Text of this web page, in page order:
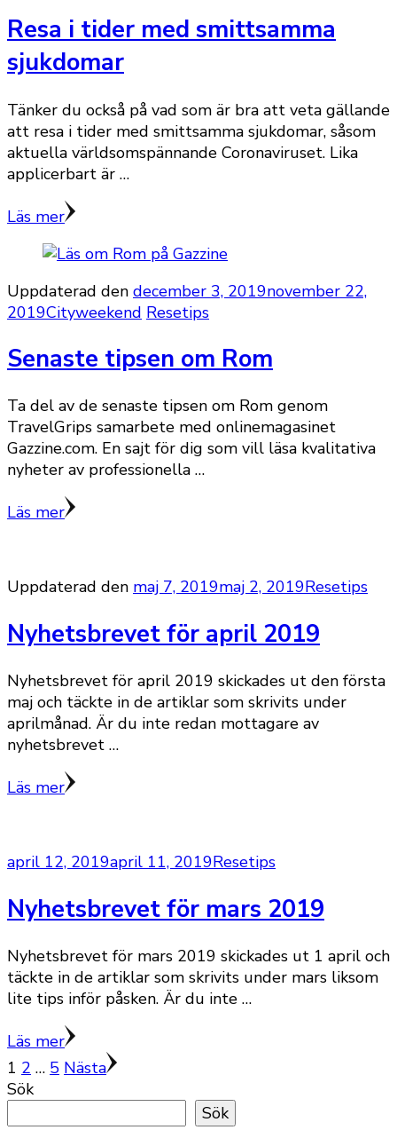
Resa i tider med smittsamma
sjukdomar
Tänker du också på vad som är bra att veta gällande
att resa i tider med smittsamma sjukdomar, såsom
aktuella världsomspännande Coronaviruset. Lika
applicerbart är …
Läs mer
Uppdaterad den december 3, 2019november 22,
2019Cityweekend Resetips
Senaste tipsen om Rom
Ta del av de senaste tipsen om Rom genom
TravelGrips samarbete med onlinemagasinet
Gazzine.com. En sajt för dig som vill läsa kvalitativa
nyheter av professionella …
Läs mer
Uppdaterad den maj 7, 2019maj 2, 2019Resetips
Nyhetsbrevet för april 2019
Nyhetsbrevet för april 2019 skickades ut den första
maj och täckte in de artiklar som skrivits under
aprilmånad. Är du inte redan mottagare av
nyhetsbrevet …
Läs mer
april 12, 2019april 11, 2019Resetips
Nyhetsbrevet för mars 2019
Nyhetsbrevet för mars 2019 skickades ut 1 april och
täckte in de artiklar som skrivits under mars liksom
lite tips inför påsken. Är du inte …
Läs mer
Sidnumrering
för
Sida
1 Sida
2 … Sida
5 Nästa
Sök
Sök